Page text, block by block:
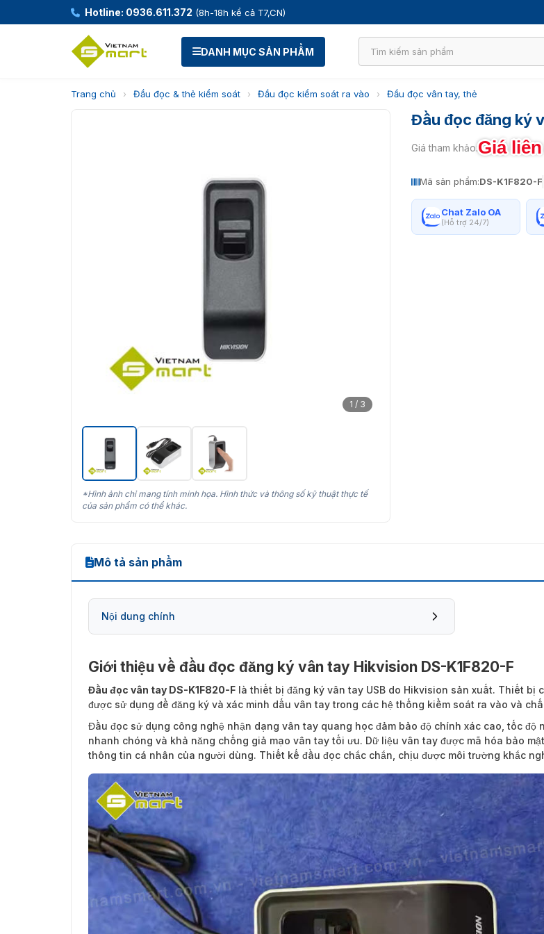
Hotline: 0936.611.372 (8h-18h kể cả T7,CN)
DANH MỤC SẢN PHẨM
Trang chủ › Đầu đọc & thẻ kiểm soát › Đầu đọc kiểm soát ra vào › Đầu đọc vân tay, thẻ
1 / 3
*Hình ảnh chỉ mang tính minh họa. Hình thức và thông số kỹ thuật thực tế
của sản phẩm có thể khác.
Đầu đọc đăng ký
Giá tham khảo:Giá
Mã sản phẩm:DS-K1F820-F
Chat Zalo OA
(Hỗ trợ 24/7)
Mô tả sản phẩm
Nội dung chính
Giới thiệu về đầu đọc đăng ký vân tay Hikvision DS-K1F820-F
Đầu đọc vân tay DS-K1F820-F là thiết bị đăng ký vân tay USB do Hikvision sản xuất. Thiết bị
được sử dụng để đăng ký và xác minh dấu vân tay trong các hệ thống kiểm soát ra vào và
Đầu đọc sử dụng công nghệ nhận dạng vân tay quang học đảm bảo độ chính xác cao, tốc độ
nhanh chóng và khả năng chống giả mạo vân tay tối ưu. Dữ liệu vân tay được mã hóa bảo
thông tin cá nhân của người dùng. Thiết kế đầu đọc chắc chắn, chịu được môi trường khắc